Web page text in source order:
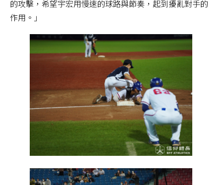
的攻擊，希望宇宏用慢速的球路與節奏，起到擾亂對手的
作用。」